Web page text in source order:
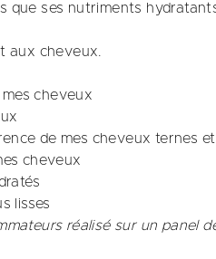
que ses nutriments
aux cheveux.
cheveux
de mes cheveux ternes
cheveux
lisses​
réalisé sur un panel